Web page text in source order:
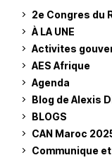
2e Congres du
À LA UNE
Activites
AES Afrique
Agenda
Blog de Alexis
BLOGS
CAN Maroc
Communique